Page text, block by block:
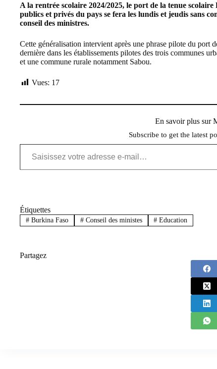
A la rentrée scolaire 2024/2025, le port de la tenue scolaire
publics et privés du pays se fera les lundis et jeudis sans
conseil des ministres.
Cette généralisation intervient après une phrase pilote du port
dernière dans les établissements pilotes des trois communes
et une commune rurale notamment Sabou.
Vues: 17
En savoir plus sur
Subscribe to get the latest
Saisissez votre adresse e-mail…
Étiquettes
#Burkina Faso #Conseil des ministes # Education
Partagez